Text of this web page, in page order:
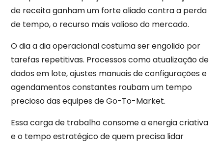
de receita ganham um forte aliado contra a perda
de tempo, o recurso mais valioso do mercado.
O dia a dia operacional costuma ser engolido por
tarefas repetitivas. Processos como atualização de
dados em lote, ajustes manuais de configurações e
agendamentos constantes roubam um tempo
precioso das equipes de Go-To-Market.
Essa carga de trabalho consome a energia criativa
e o tempo estratégico de quem precisa lidar